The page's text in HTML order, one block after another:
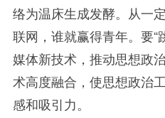
络为温床生成发酵。从一
联网，谁就赢得青年。要“
媒体新技术，推动思想政
术高度融合，使思想政治
感和吸引力。